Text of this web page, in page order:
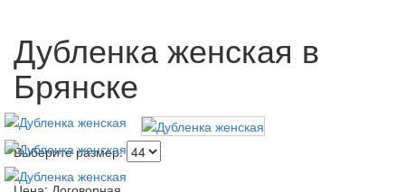
Дубленка женская в
Брянске
Выберите размер: